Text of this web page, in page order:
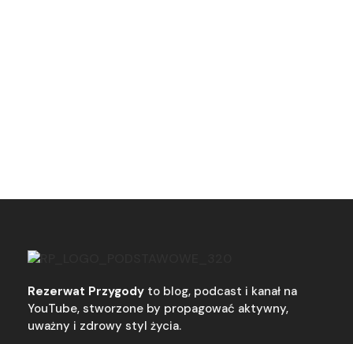
Rezerwat Przygody to blog, podcast i kanał na
YouTube, stworzone by propagować aktywny,
uważny i zdrowy styl życia.